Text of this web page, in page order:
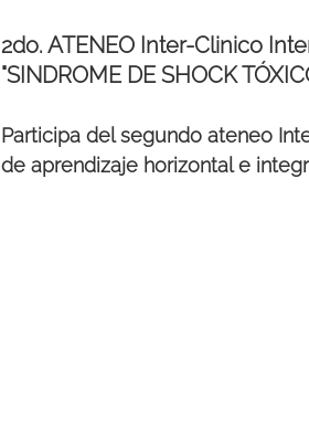
2do. ATENEO Inter-Clinico
"SINDROME DE SHOCK
Participa del segundo ateneo
de aprendizaje horizontal e